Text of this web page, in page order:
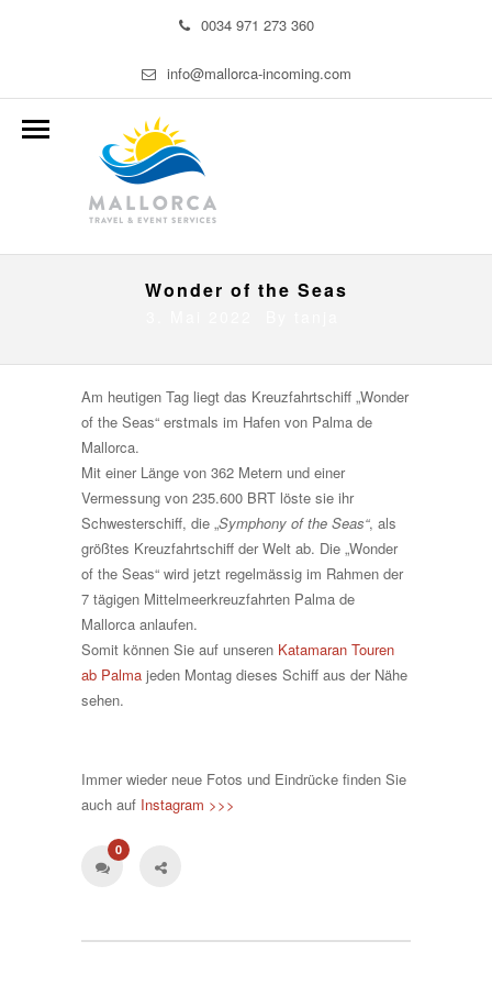
0034 971 273 360
info@mallorca-incoming.com
Wonder of the Seas
Am heutigen Tag liegt das Kreuzfahrtschiff „Wonder
of the Seas“ erstmals im Hafen von Palma de
Mallorca.
Mit einer Länge von 362 Metern und einer
Vermessung von 235.600 BRT löste sie ihr
Schwesterschiff, die „Symphony of the Seas“, als
größtes Kreuzfahrtschiff der Welt ab. Die „Wonder
of the Seas“ wird jetzt regelmässig im Rahmen der
7 tägigen Mittelmeerkreuzfahrten Palma de
Mallorca anlaufen.
Somit können Sie auf unseren Katamaran Touren
ab Palma jeden Montag dieses Schiff aus der Nähe
sehen.
Immer wieder neue Fotos und Eindrücke finden Sie
auch auf Instagram >>>
0